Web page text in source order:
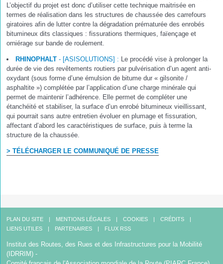
L’objectif du projet est donc d’utiliser cette technique maitrisée en
termes de réalisation dans les structures de chaussée des carrefours
giratoires afin de lutter contre la dégradation prématurée des enrobés
bitumineux dits classiques : fissurations thermiques, faïençage et
orniérage sur bande de roulement.
RHINOPHALT - [ASISOLUTIONS] : Le procédé vise à prolonger la
durée de vie des revêtements routiers par pulvérisation d’un agent anti-
oxydant (sous forme d’une émulsion de bitume dur « gilsonite /
asphaltite ») complétée par l’application d’une charge minérale qui
permet de maintenir l’adhérence. Elle permet de compléter une
étanchéité et stabiliser, la surface d’un enrobé bitumineux vieillissant,
qui pourrait sans autre entretien évoluer en plumage et fissuration,
affectant d’abord les caractéristiques de surface, puis à terme la
structure de la chaussée.
> TÉLÉCHARGER LE COMMUNIQUÉ DE PRESSE
PLAN DU SITE MENTIONS LÉGALES COOKIES
CRÉDITS
LIENS UTILES
PARTENAIRES FLUX RSS
Institut des Routes, des Rues et des Infrastructures pour la Mobilité
(IDRRIM) -